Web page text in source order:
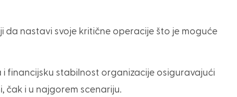
da nastavi svoje kritične operacije što je moguće
financijsku stabilnost organizacije osiguravajući
čak i u najgorem scenariju.